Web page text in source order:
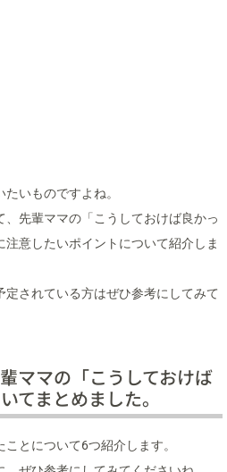
いものですよね。
先輩ママの「こうしておけば良かっ
意したいポイントについて紹介しま
されている方はぜひ参考にしてみて
ママの「こうしておけば
てまとめました。
とについて6つ紹介します。